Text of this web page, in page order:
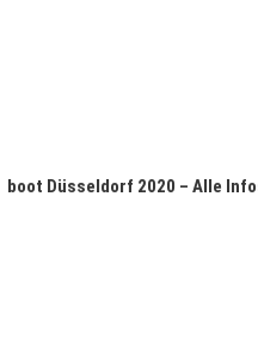
boot Düsseldorf 2020 – Alle